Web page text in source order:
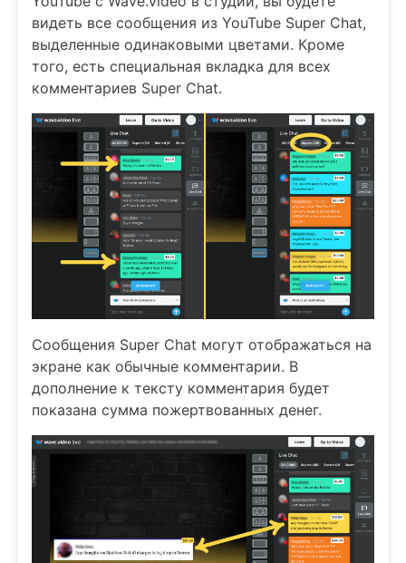
видеть все сообщения из YouTube Super Chat,
выделенные одинаковыми цветами. Кроме
того, есть специальная вкладка для всех
комментариев Super Chat.
Сообщения Super Chat могут отображаться на
экране как обычные комментарии. В
дополнение к тексту комментария будет
показана сумма пожертвованных денег.